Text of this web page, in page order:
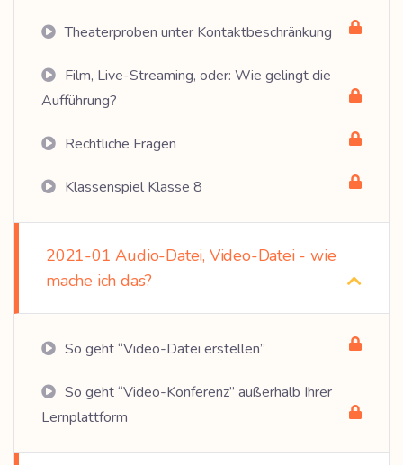
Theaterproben unter Kontaktbeschränkung
Film, Live-Streaming, oder: Wie gelingt die
Aufführung?
Rechtliche Fragen
Klassenspiel Klasse 8
2021-01 Audio-Datei, Video-Datei - wie
mache ich das?
So geht “Video-Datei erstellen”
So geht “Video-Konferenz” außerhalb Ihrer
Lernplattform